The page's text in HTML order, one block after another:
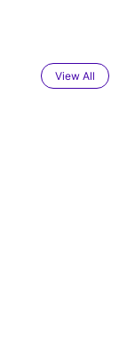
View All